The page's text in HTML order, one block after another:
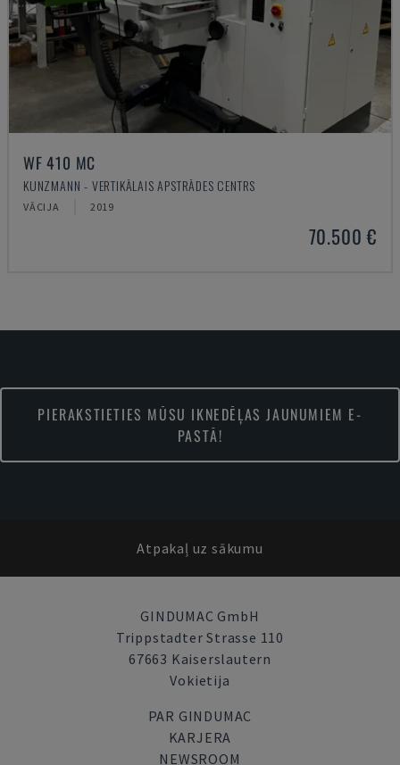
WF 410 MC
KUNZMANN - VERTIKĀLAIS APSTRĀDES CENTRS
VĀCIJA 2019
70.500 €
PIERAKSTIETIES MŪSU IKNEDĒĻAS JAUNUMIEM E-
PASTĀ!
Atpakaļ uz sākumu
GINDUMAC GmbH
Trippstadter Strasse 110
67663 Kaiserslautern
Vokietija
PAR GINDUMAC
KARJERA
NEWSROOM